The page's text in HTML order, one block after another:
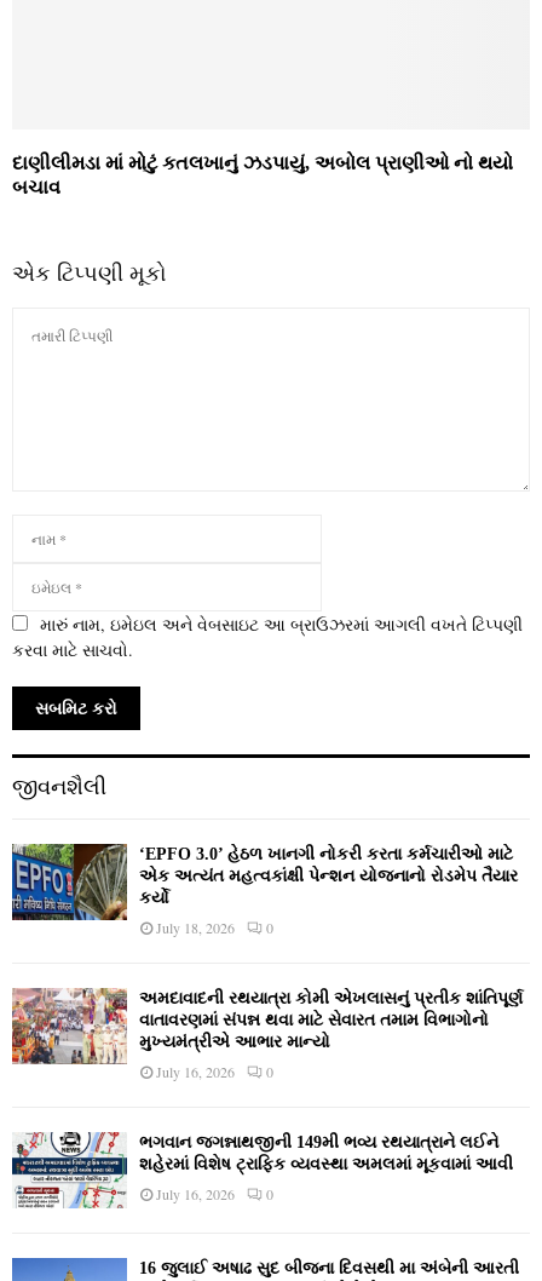
દાણીલીમડા માં મોટું કતલખાનું ઝડપાયું, અબોલ પ્રાણીઓ નો થયો
બચાવ
એક ટિપ્પણી મૂકો
મારું નામ, ઇમેઇલ અને વેબસાઇટ આ બ્રાઉઝરમાં આગલી વખતે ટિપ્પણી
કરવા માટે સાચવો.
જીવનશૈલી
‘EPFO 3.0’ હેઠળ ખાનગી નોકરી કરતા કર્મચારીઓ માટે
એક અત્યંત મહત્વકાંક્ષી પેન્શન યોજનાનો રોડમેપ તૈયાર
કર્યો
July 18, 2026 0
અમદાવાદની રથયાત્રા કોમી એખલાસનું પ્રતીક શાંતિપૂર્ણ
વાતાવરણમાં સંપન્ન થવા માટે સેવારત તમામ વિભાગોનો
મુખ્યમંત્રીએ આભાર માન્યો
July 16, 2026 0
ભગવાન જગન્નાથજીની 149મી ભવ્ય રથયાત્રાને લઈને
શહેરમાં વિશેષ ટ્રાફિક વ્યવસ્થા અમલમાં મૂકવામાં આવી
July 16, 2026 0
16 જુલાઈ અષાઢ સુદ બીજના દિવસથી મા અંબેની આરતી